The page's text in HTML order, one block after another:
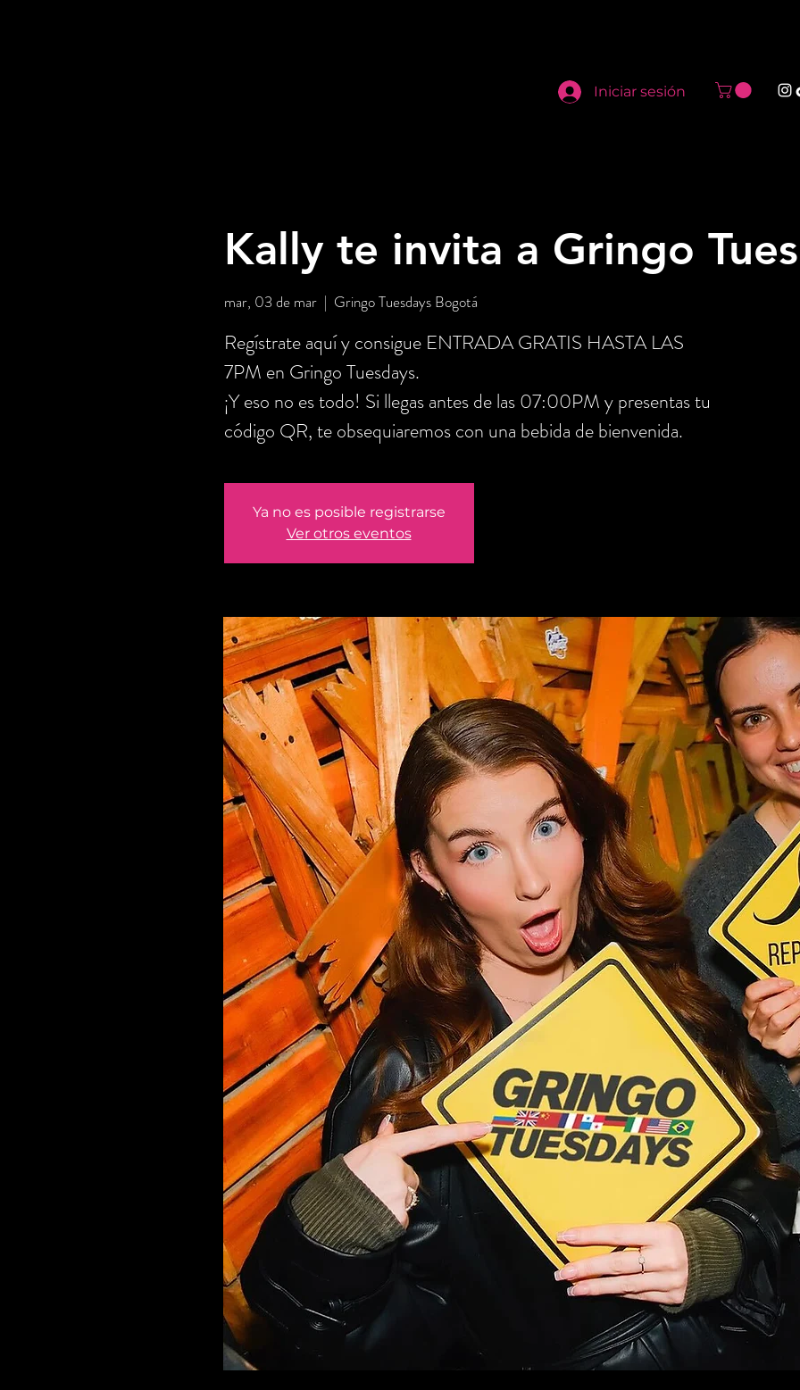
Iniciar sesión
Kally te invita a Gringo
mar, 03 de mar
  |
Gringo Tuesdays Bogotá
Regístrate aquí y consigue ENTRADA GRATIS HASTA LAS
7PM en Gringo Tuesdays.
¡Y eso no es todo! Si llegas antes de las 07:00PM y presentas tu
código QR, te obsequiaremos con una bebida de bienvenida.
Ya no es posible registrarse
Ver otros eventos